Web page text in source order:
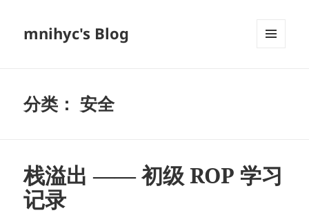
mnihyc's Blog
分类： 安全
栈溢出 —— 初级 ROP 学习
记录